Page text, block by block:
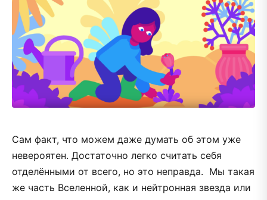
Сам факт, что можем даже думать об этом уже
невероятен. Достаточно легко считать себя
отделёнными от всего, но это неправда. Мы такая
же часть Вселенной, как и нейтронная звезда или